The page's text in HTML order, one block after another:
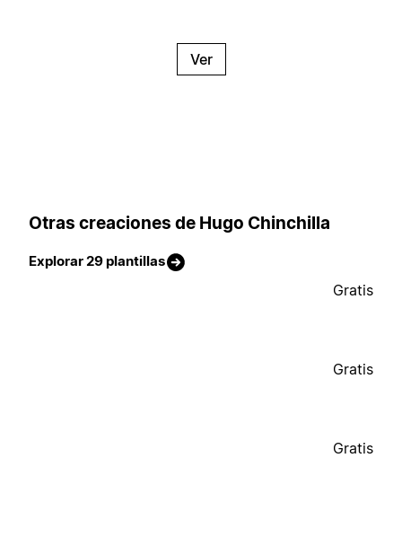
Ver
Otras creaciones de Hugo Chinchilla
Explorar 29 plantillas
Gratis
Gratis
Gratis